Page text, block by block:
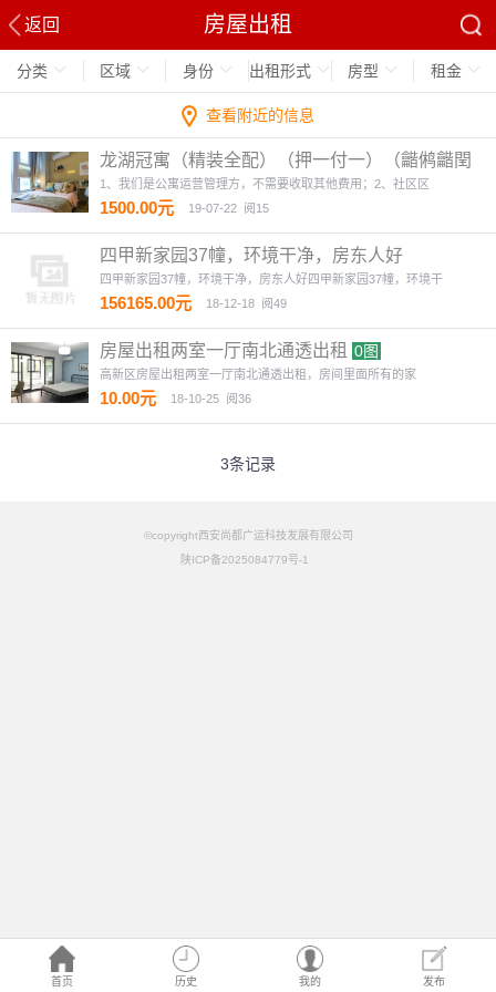
返回 房屋出租
首页 历史 我的 发布
分类 区域 身份 出租形式 房型 租金
查看附近的信息
龙湖冠寓（精装全配）（押一付一）（龤鸺龤閏
商圈对面）4图
1、我们是公寓运营管理方，不需要收取其他费用；2、社区区
1500.00元 19-07-22 阅15
四甲新家园37幢，环境干净，房东人好
四甲新家园37幢，环境干净，房东人好四甲新家园37幢，环境干
156165.00元 18-12-18 阅49
房屋出租两室一厅南北通透出租 0图
高新区房屋出租两室一厅南北通透出租，房间里面所有的家
10.00元 18-10-25 阅36
3条记录
©copyright西安尚都广运科技发展有限公司
陕ICP备2025084779号-1